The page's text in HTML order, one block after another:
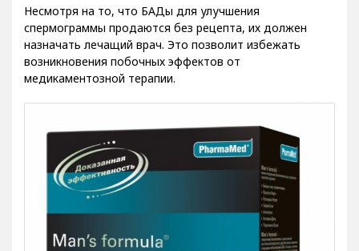
Несмотря на то, что БАДы для улучшения
спермограммы продаются без рецепта, их должен
назначать лечащий врач. Это позволит избежать
возникновения побочных эффектов от
медикаментозной терапии.